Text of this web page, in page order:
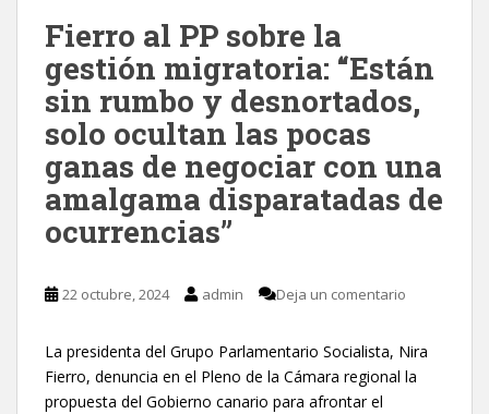
Fierro al PP sobre la
gestión migratoria: “Están
sin rumbo y desnortados,
solo ocultan las pocas
ganas de negociar con una
amalgama disparatadas de
ocurrencias”
22 octubre, 2024 admin Deja un comentario
La presidenta del Grupo Parlamentario Socialista, Nira
Fierro, denuncia en el Pleno de la Cámara regional la
propuesta del Gobierno canario para afrontar el